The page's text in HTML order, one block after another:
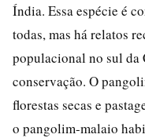
Índia. Essa espécie é
todas, mas há relatos
populacional no sul da
conservação. O
florestas secas e
o pangolim-malaio